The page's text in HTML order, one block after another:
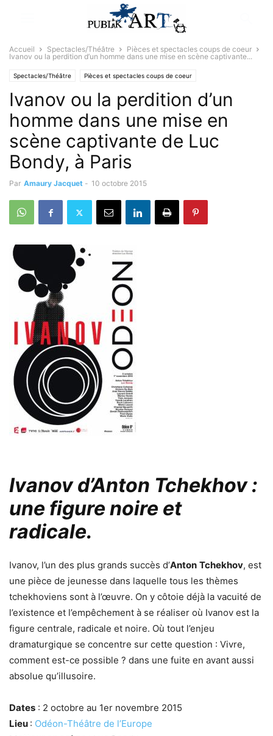
Accueil Spectacles/Théâtre
Pièces et spectacles coups de coeur
Ivanov ou la perdition d’un homme dans une mise en scène captivante...
Spectacles/Théâtre Pièces et spectacles coups de coeur
Ivanov ou la perdition d’un
homme dans une mise en
scène captivante de Luc
Bondy, à Paris
Par Amaury Jacquet - 10 octobre 2015
Ivanov d’Anton Tchekhov :
une figure noire et
radicale.
Ivanov, l’un des plus grands succès d’Anton Tchekhov, est
une pièce de jeunesse dans laquelle tous les thèmes
tchekhoviens sont à l’œuvre. On y côtoie déjà la vacuité de
l’existence et l’empêchement à se réaliser où Ivanov est la
figure centrale, radicale et noire. Où tout l’enjeu
dramaturgique se concentre sur cette question : Vivre,
comment est-ce possible ? dans une fuite en avant aussi
absolue qu’illusoire.
Dates : 2 octobre au 1er novembre 2015
Lieu : Odéon-Théâtre de l’Europe